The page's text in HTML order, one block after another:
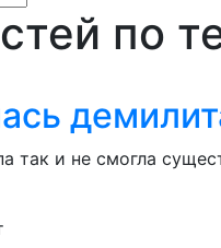
по
так и не смогла